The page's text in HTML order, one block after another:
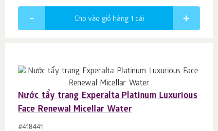
Cho vào giỏ hàng 1 cái
Nước tẩy trang Experalta Platinum Luxurious
Face Renewal Micellar Water
#418441